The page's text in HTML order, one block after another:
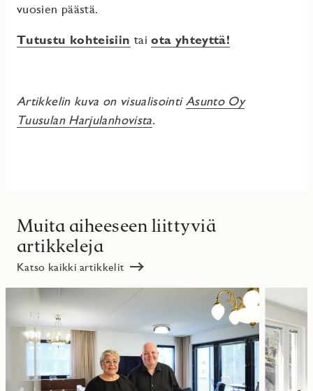
vuosien päästä.
Tutustu kohteisiin tai ota yhteyttä!
Artikkelin kuva on visualisointi Asunto Oy
Tuusulan Harjulanhovista.
Muita aiheeseen liittyviä
artikkeleja
Katso kaikki artikkelit